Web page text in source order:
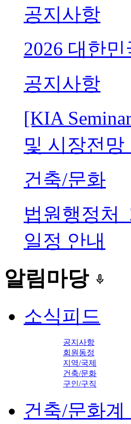
공지사항
2026 대한
공지사항
[KIA
및 시장전망
건축/문화
법원행정처
일정 안내
알림마당 keyboard_voice
소식피드
공지사항
회원동정
지역/국제
건축/문화
구인/구직
건축/문화계